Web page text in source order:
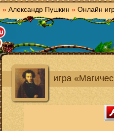
» Александр Пушкин » Онлайн
игра